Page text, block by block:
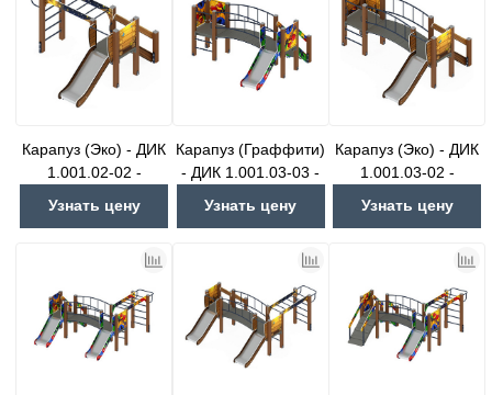
Карапуз (Эко) - ДИК
1.001.02-02 -
Н=750
Узнать цену
Карапуз (Граффити)
- ДИК 1.001.03-03 -
Н=750
Узнать цену
Карапуз (Эко) - ДИК
1.001.03-02 -
Н=750
Узнать цену